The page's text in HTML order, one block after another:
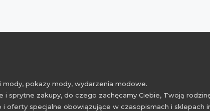
pokazy mody, wydarzenia modowe.
sprytne zakupy, do czego zachęcamy Ciebie, Twoją
oferty specjalne obowiązujące w czasopismach i sklepach